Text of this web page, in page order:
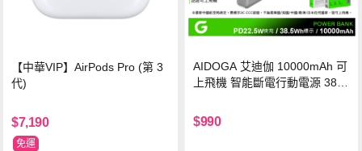
【中華VIP】AirPods Pro (第 3
代)
$7,190
免運
AIDOGA 艾迪伽 10000mAh 可
上飛機 智能斷電行動電源 38.5
灣BSMI/中國CCC/歐美CE/FCC
認證
$990